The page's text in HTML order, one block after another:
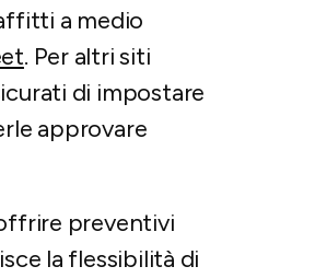
a medio
. Per altri siti
di impostare
approvare
preventivi
la flessibilità di